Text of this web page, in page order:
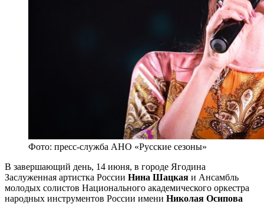
Фото: пресс-служба АНО «Русские сезоны»
В завершающий день, 14 июня, в городе Ягодина
Заслуженная артистка России Нина Шацкая и Ансамбль
молодых солистов Национального академического оркестра
народных инструментов России имени Николая Осипова